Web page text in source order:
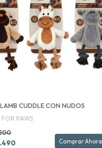
CUDDLE CON NUDOS
PAWS
Comprar Ahora